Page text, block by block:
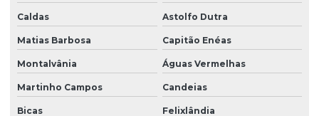
Caldas Astolfo Dutra
Matias Barbosa Capitão Enéas
Montalvânia Águas Vermelhas
Martinho Campos Candeias
Bicas Felixlândia